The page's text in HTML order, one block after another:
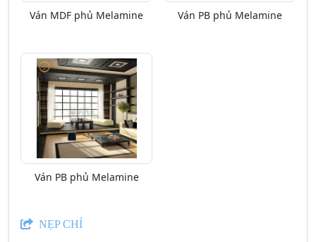
Ván MDF phủ Melamine Ván PB phủ Melamine
Ván PB phủ Melamine
NẸP CHỈ